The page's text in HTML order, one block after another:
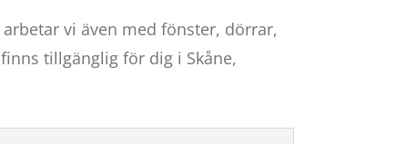
vi även med fönster, dörrar,
tillgänglig för dig i Skåne,